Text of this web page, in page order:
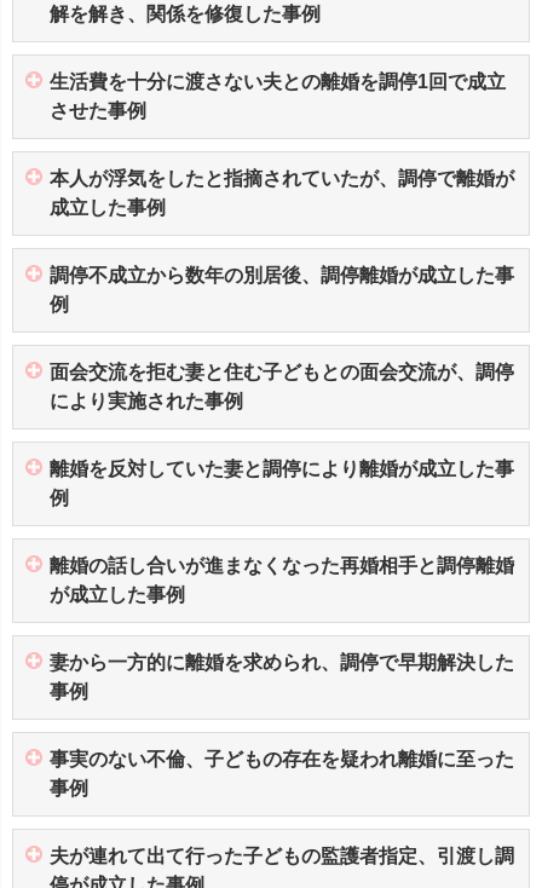
解を解き、関係を修復した事例
生活費を十分に渡さない夫との離婚を調停1回で成立
させた事例
本人が浮気をしたと指摘されていたが、調停で離婚が
成立した事例
調停不成立から数年の別居後、調停離婚が成立した事
例
面会交流を拒む妻と住む子どもとの面会交流が、調停
により実施された事例
離婚を反対していた妻と調停により離婚が成立した事
例
離婚の話し合いが進まなくなった再婚相手と調停離婚
が成立した事例
妻から一方的に離婚を求められ、調停で早期解決した
事例
事実のない不倫、子どもの存在を疑われ離婚に至った
事例
夫が連れて出て行った子どもの監護者指定、引渡し調